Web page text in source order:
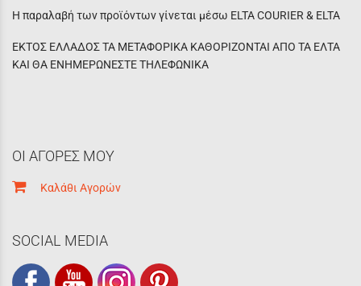
Η παραλαβή των προϊόντων γίνεται μέσω ELTA COURIER & ELTA
ΕΚΤΟΣ ΕΛΛΑΔΟΣ ΤΑ ΜΕΤΑΦΟΡΙΚΑ ΚΑΘΟΡΙΖΟΝΤΑΙ ΑΠΟ ΤΑ ΕΛΤΑ
ΚΑΙ ΘΑ ΕΝΗΜΕΡΩΝΕΣΤΕ ΤΗΛΕΦΩΝΙΚΑ
ΟΙ ΑΓΟΡΕΣ ΜΟΥ
Καλάθι Αγορών
SOCIAL MEDIA